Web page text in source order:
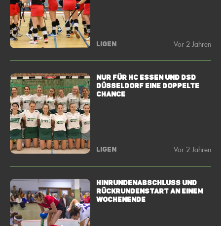
LIGEN Vor 2 Jahren
Nur für HC Essen und DSD
Düsseldorf eine doppelte
Chance
LIGEN Vor 2 Jahren
Hinrundenabschluss und
Rückrundenstart an einem
Wochenende